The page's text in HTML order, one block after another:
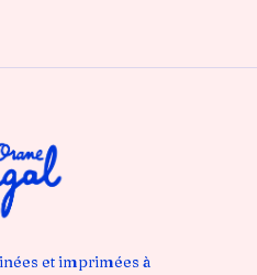
et imprimées à